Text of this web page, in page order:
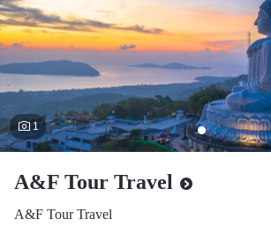
1
A&F Tour Travel
A&F Tour Travel